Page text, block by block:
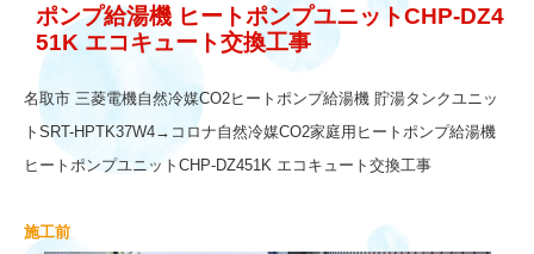
ポンプ給湯機 ヒートポンプユニットCHP-DZ4
51K エコキュート交換工事
名取市 三菱電機自然冷媒CO2ヒートポンプ給湯機 貯湯タンクユニッ
トSRT-HPTK37W4→コロナ自然冷媒CO2家庭用ヒートポンプ給湯機
ヒートポンプユニットCHP-DZ451K エコキュート交換工事
施工前